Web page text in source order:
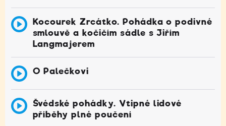
Kocourek Zrcátko. Pohádka o podivné
smlouvě a kočičím sádle s Jiřím
Langmajerem
O Palečkovi
Švédské pohádky. Vtipné lidové
příběhy plné poučení